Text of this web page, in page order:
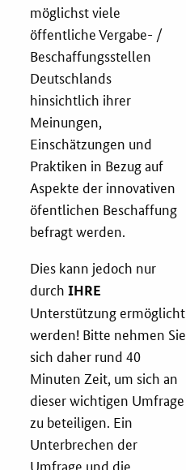
möglichst viele
öffentliche Vergabe- /
Beschaffungsstellen
Deutschlands
hinsichtlich ihrer
Meinungen,
Einschätzungen und
Praktiken in Bezug auf
Aspekte der innovativen
öfentlichen Beschaffung
befragt werden.
Dies kann jedoch nur
durchIHRE
Unterstützung ermöglicht
werden! Bitte nehmen Sie
sich daher rund 40
Minuten Zeit, um sich an
dieser wichtigen Umfrage
zu beteiligen. Ein
Unterbrechen der
Umfrage und die